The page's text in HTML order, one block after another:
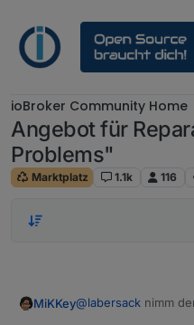
ioBroker Community Home
Angebot für
Problems"
Marktplatz 1.1k 116
MiKKey@labersack nimm